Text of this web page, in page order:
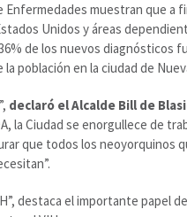
muestran que a
Unidos y áreas
de los nuevos diagnósticos
población en la ciudad de
declaró el Alcalde Bill de
la Ciudad se enorgullece de
que todos los neoyorquinos
destaca el importante papel